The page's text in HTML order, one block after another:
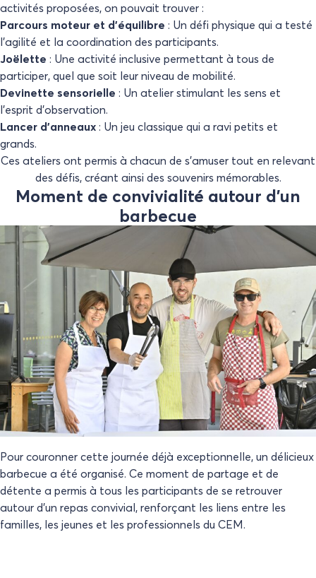
activités proposées, on pouvait trouver :
Parcours moteur et d’équilibre : Un défi physique qui a testé
l’agilité et la coordination des participants.
Joëlette : Une activité inclusive permettant à tous de
participer, quel que soit leur niveau de mobilité.
Devinette sensorielle : Un atelier stimulant les sens et
l’esprit d’observation.
Lancer d’anneaux : Un jeu classique qui a ravi petits et
grands.
Ces ateliers ont permis à chacun de s’amuser tout en relevant
des défis, créant ainsi des souvenirs mémorables.
Moment de convivialité autour d’un
barbecue
Pour couronner cette journée déjà exceptionnelle, un délicieux
barbecue a été organisé. Ce moment de partage et de
détente a permis à tous les participants de se retrouver
autour d’un repas convivial, renforçant les liens entre les
familles, les jeunes et les professionnels du CEM.